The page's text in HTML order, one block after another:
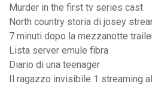
Murder in the first tv series cast
North country storia di josey
7 minuti dopo la mezzanotte
Lista server emule fibra
Diario di una teenager
Il ragazzo invisibile 1 streaming